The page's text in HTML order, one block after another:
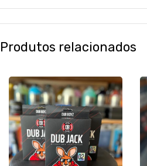
Produtos relacionados